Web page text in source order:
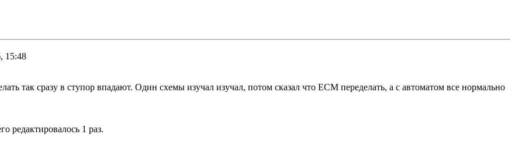
15:48
так сразу в ступор впадают. Один схемы изучал изучал, потом сказал что ЕСМ переделать, а с автоматом все нормально
редактировалось 1 раз.